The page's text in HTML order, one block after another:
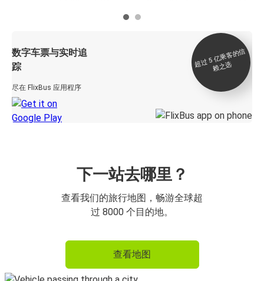
数字车票与实时追
踪
尽在 FlixBus 应用程序
超
过 5
亿
乘
客
的
信
赖
之
选
下一站去哪里？
查看我们的旅行地图，畅游全球超
过 8000 个目的地。
查看地图